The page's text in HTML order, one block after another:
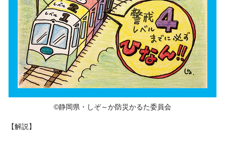
©静岡県・しぞ～か防災かるた委員会
【解説】